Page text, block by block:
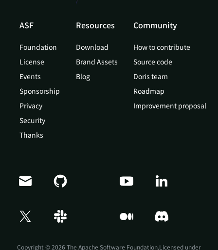
ASF
Foundation
License
Events
Sponsorship
Privacy
Security
Thanks
Resources
Download
Brand Assets
Blog
Community
How to contribute
Source code
Doris team
Roadmap
Improvement proposal
Copyright © 2026 The Apache Software Foundation,Licensed under
Doris Summit 26